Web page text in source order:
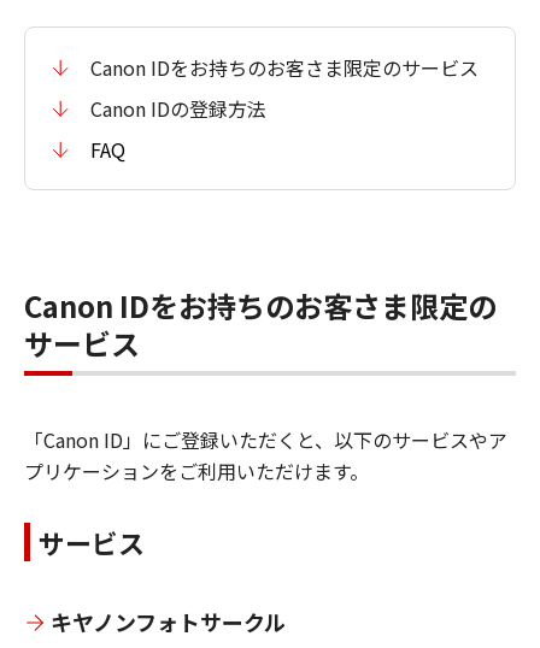
Canon IDをお持ちのお客さま限定のサービス
Canon IDの登録方法
FAQ
Canon IDをお持ちのお客さま限定の
サービス
「Canon ID」にご登録いただくと、以下のサービスやア
プリケーションをご利用いただけます。
サービス
キヤノンフォトサークル